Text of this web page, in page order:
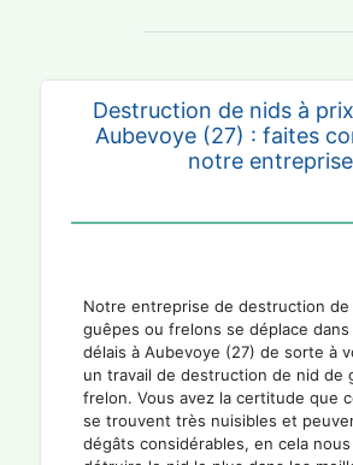
Destruction de nids à
Aubevoye (27) : faites
notre entreprise
Notre entreprise de destruction de
guêpes ou frelons se déplace dans
délais à Aubevoye (27) de sorte à
un travail de destruction de nid de
frelon. Vous avez la certitude que
se trouvent très nuisibles et
dégâts considérables, en cela